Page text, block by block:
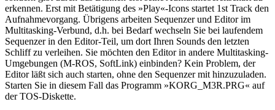
erkennen. Erst mit Betätigung des »Play«-Icons startet 1st Track den
Aufnahmevorgang. Übrigens arbeiten Sequenzer und Editor im
Multitasking-Verbund, d.h. bei Bedarf wechseln Sie bei laufendem
Sequenzer in den Editor-Teil, um dort Ihren Sounds den letzten
Schliff zu verleihen. Sie möchten den Editor in andere Multitasking-
Umgebungen (M-ROS, SoftLink) einbinden? Kein Problem, der
Editor läßt sich auch starten, ohne den Sequenzer mit hinzuzuladen.
Starten Sie in diesem Fall das Programm »KORG_M3R.PRG« auf
der TOS-Diskette.